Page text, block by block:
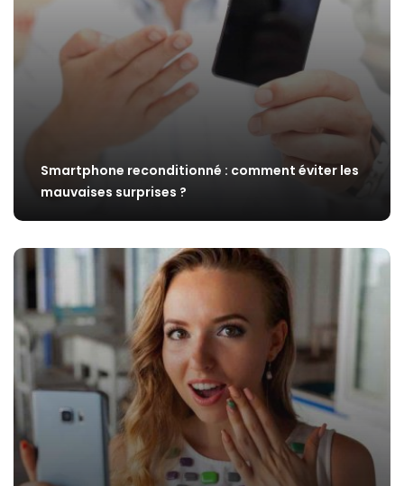
Smartphone reconditionné : comment éviter les
mauvaises surprises ?